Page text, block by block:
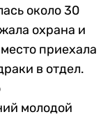
около 30
охрана и
приехала
в отдел.
молодой